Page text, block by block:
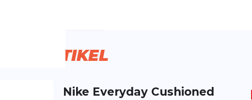
ARTIKEL
Nike Everyday Cushioned